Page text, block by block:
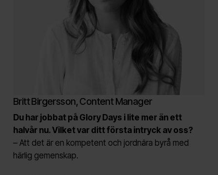
Britt Birgersson, Content Manager
Du har jobbat på Glory Days i lite mer än ett
halvår nu. Vilket var ditt första intryck av oss?
– Att det är en kompetent och jordnära byrå med
härlig gemenskap.